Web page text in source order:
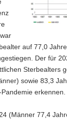
auf 77,0
Der für
Sterbealters
sowie 83,3
erkennen.
(Männer 77,4